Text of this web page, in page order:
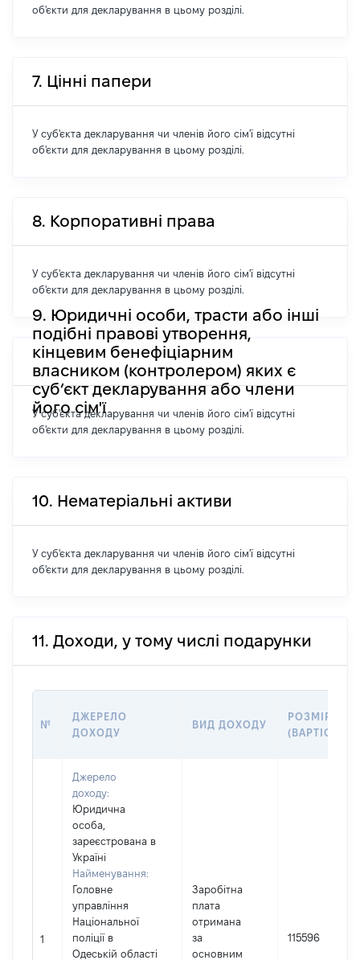
об'єкти для декларування в цьому розділі.
7. Цінні папери
У суб'єкта декларування чи членів його сім'ї відсутні
об'єкти для декларування в цьому розділі.
8. Корпоративні права
У суб'єкта декларування чи членів його сім'ї відсутні
об'єкти для декларування в цьому розділі.
9. Юридичні особи, трасти або інші
подібні правові утворення,
кінцевим бенефіціарним
власником (контролером) яких є
суб’єкт декларування або члени
його сім'ї
У суб'єкта декларування чи членів його сім'ї відсутні
об'єкти для декларування в цьому розділі.
10. Нематеріальні активи
У суб'єкта декларування чи членів його сім'ї відсутні
об'єкти для декларування в цьому розділі.
11. Доходи, у тому числі подарунки
№
ДЖЕРЕЛО
ДОХОДУ
ВИД ДОХОДУ
РОЗМІР
(ВАРТІСТЬ)
1
Джерело
доходу:
Юридична
особа,
зареєстрована в
Україні
Найменування:
Головне
управління
Національної
поліції в
Одеській області
Заробітна
плата
отримана
за
основним
115596